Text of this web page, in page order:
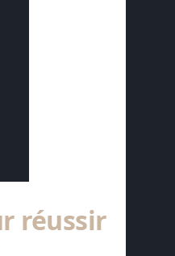
réussir